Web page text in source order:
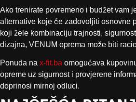
Ako trenirate povremeno i budžet vam
alternative koje će zadovoljiti osnovne
koji žele kombinaciju trajnosti,
dizajna, VENUM oprema može biti
Ponuda na x-fit.ba omogućava
opreme uz sigurnost i provjerene
doprinosi mirnoj odluci.